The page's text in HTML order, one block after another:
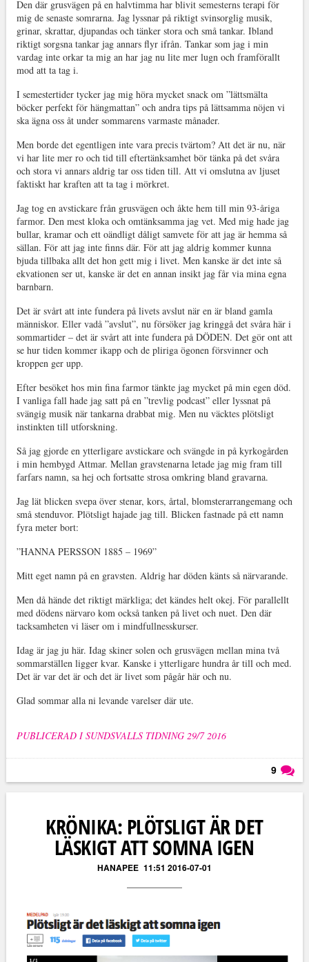
Den där grusvägen på en halvtimma har blivit semesterns terapi för
mig de senaste somrarna. Jag lyssnar på riktigt svinsorglig musik,
grinar, skrattar, djupandas och tänker stora och små tankar. Ibland
riktigt sorgsna tankar jag annars flyr ifrån. Tankar som jag i min
vardag inte orkar ta mig an har jag nu lite mer lugn och framförallt
mod att ta tag i.
I semestertider tycker jag mig höra mycket snack om ”lättsmälta
böcker perfekt för hängmattan” och andra tips på lättsamma nöjen vi
ska ägna oss åt under sommarens varmaste månader.
Men borde det egentligen inte vara precis tvärtom? Att det är nu, när
vi har lite mer ro och tid till eftertänksamhet bör tänka på det svåra
och stora vi annars aldrig tar oss tiden till. Att vi omslutna av ljuset
faktiskt har kraften att ta tag i mörkret.
Jag tog en avstickare från grusvägen och åkte hem till min 93-åriga
farmor. Den mest kloka och omtänksamma jag vet. Med mig hade jag
bullar, kramar och ett oändligt dåligt samvete för att jag är hemma så
sällan. För att jag inte finns där. För att jag aldrig kommer kunna
bjuda tillbaka allt det hon gett mig i livet. Men kanske är det inte så
ekvationen ser ut, kanske är det en annan insikt jag får via mina egna
barnbarn.
Det är svårt att inte fundera på livets avslut när en är bland gamla
människor. Eller vadå ”avslut”, nu försöker jag kringgå det svåra här i
sommartider – det är svårt att inte fundera på DÖDEN. Det gör ont att
se hur tiden kommer ikapp och de pliriga ögonen försvinner och
kroppen ger upp.
Efter besöket hos min fina farmor tänkte jag mycket på min egen död.
I vanliga fall hade jag satt på en ”trevlig podcast” eller lyssnat på
svängig musik när tankarna drabbat mig. Men nu väcktes plötsligt
instinkten till utforskning.
Så jag gjorde en ytterligare avstickare och svängde in på kyrkogården
i min hembygd Attmar. Mellan gravstenarna letade jag mig fram till
farfars namn, sa hej och fortsatte strosa omkring bland gravarna.
Jag lät blicken svepa över stenar, kors, årtal, blomsterarrangemang och
små stenduvor. Plötsligt hajade jag till. Blicken fastnade på ett namn
fyra meter bort:
”HANNA PERSSON 1885 – 1969”
Mitt eget namn på en gravsten. Aldrig har döden känts så närvarande.
Men då hände det riktigt märkliga; det kändes helt okej. För parallellt
med dödens närvaro kom också tanken på livet och nuet. Den där
tacksamheten vi läser om i mindfullnesskurser.
Idag är jag ju här. Idag skiner solen och grusvägen mellan mina två
sommarställen ligger kvar. Kanske i ytterligare hundra år till och med.
Det är var det är och det är livet som pågår här och nu.
Glad sommar alla ni levande varelser där ute.
PUBLICERAD I SUNDSVALLS TIDNING 29/7 2016
9
KRÖNIKA: PLÖTSLIGT ÄR DET
LÄSKIGT ATT SOMNA IGEN
HANAPEE 11:51 2016-07-01